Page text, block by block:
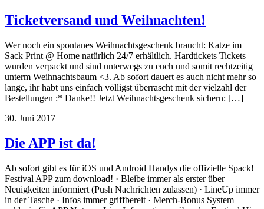
Ticketversand und Weihnachten!
Wer noch ein spontanes Weihnachtsgeschenk braucht: Katze im
Sack Print @ Home natürlich 24/7 erhältlich. Hardtickets Tickets
wurden verpackt und sind unterwegs zu euch und somit rechtzeitig
unterm Weihnachtsbaum <3. Ab sofort dauert es auch nicht mehr so
lange, ihr habt uns einfach völligst überrascht mit der vielzahl der
Bestellungen :* Danke!! Jetzt Weihnachtsgeschenk sichern: […]
30. Juni 2017
Die APP ist da!
Ab sofort gibt es für iOS und Android Handys die offizielle Spack!
Festival APP zum download! · Bleibe immer als erster über
Neuigkeiten informiert (Push Nachrichten zulassen) · LineUp immer
in der Tasche · Infos immer griffbereit · Merch-Bonus System